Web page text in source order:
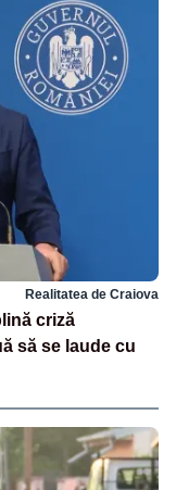
Realitatea de Craiova
criză
să se laude cu